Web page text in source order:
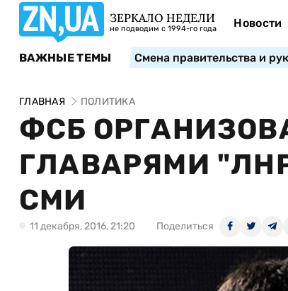
ЗЕРКАЛО НЕДЕЛИ
не подводим с 1994-го года Новости
ВАЖНЫЕ ТЕМЫ Смена правительства и
ГЛАВНАЯ ПОЛИТИКА
ФСБ
ГЛАВАРЯМИ
СМИ
11 декабря, 2016, 21:20 Поделиться